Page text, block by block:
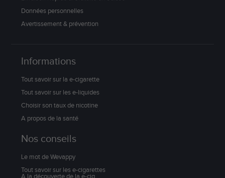
Données personnelles
Avertissement & prévention
Informations
Tout savoir sur la e-cigarette
Tout savoir sur les e-liquides
Choisir son taux de nicotine
A propos de la santé
Nos conseils
Le mot de Wevappy
Tout savoir sur les e-cigarettes